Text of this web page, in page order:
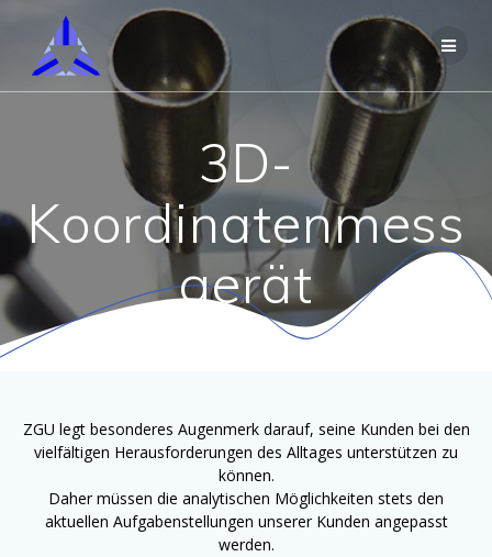
3D-
Koordinatenmess
gerät
ZGU legt besonderes Augenmerk darauf, seine Kunden bei den
vielfältigen Herausforderungen des Alltages unterstützen zu
können.
Daher müssen die analytischen Möglichkeiten stets den
aktuellen Aufgabenstellungen unserer Kunden angepasst
werden.